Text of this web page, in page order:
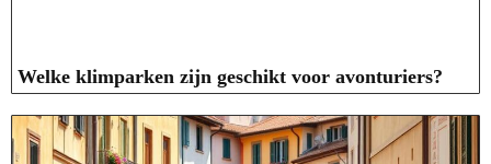
Welke klimparken zijn geschikt voor avonturiers?